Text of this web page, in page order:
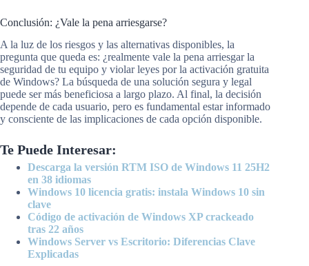
Conclusión: ¿Vale la pena arriesgarse?
A la luz de los riesgos y las alternativas disponibles, la
pregunta que queda es: ¿realmente vale la pena arriesgar la
seguridad de tu equipo y violar leyes por la activación gratuita
de Windows? La búsqueda de una solución segura y legal
puede ser más beneficiosa a largo plazo. Al final, la decisión
depende de cada usuario, pero es fundamental estar informado
y consciente de las implicaciones de cada opción disponible.
Te Puede Interesar:
Descarga la versión RTM ISO de Windows 11 25H2
en 38 idiomas
Windows 10 licencia gratis: instala Windows 10 sin
clave
Código de activación de Windows XP crackeado
tras 22 años
Windows Server vs Escritorio: Diferencias Clave
Explicadas